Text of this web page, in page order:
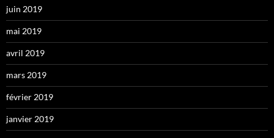
juin 2019
mai 2019
avril 2019
mars 2019
février 2019
janvier 2019